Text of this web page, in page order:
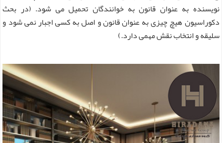
نویسنده به عنوان قانون به خوانندگان تحمیل می شود. (در بحث
دکوراسیون هیچ چیزی به عنوان قانون و اصل به کسی اجبار نمی شود و
سلیقه و انتخاب نقش مهمی دارد.)